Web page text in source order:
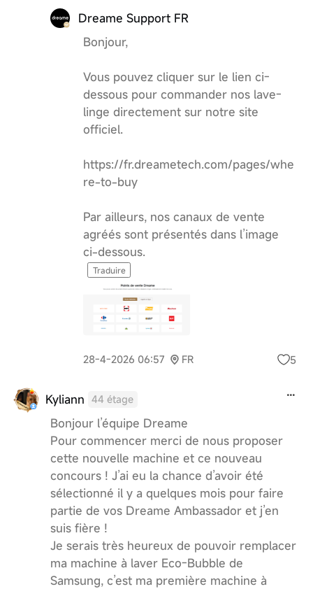
Dreame Support FR
Bonjour,
Vous pouvez cliquer sur le lien ci-
dessous pour commander nos lave-
linge directement sur notre site
officiel.
https://fr.dreametech.com/pages/whe
re-to-buy
Par ailleurs, nos canaux de vente
agréés sont présentés dans l’image
ci-dessous.
Traduire
28-4-2026 06:57 FR 5
Kyliann 44 étage
Bonjour l’équipe Dreame
Pour commencer merci de nous proposer
cette nouvelle machine et ce nouveau
concours ! J’ai eu la chance d’avoir été
sélectionné il y a quelques mois pour faire
partie de vos Dreame Ambassador et j’en
suis fière !
Je serais très heureux de pouvoir remplacer
ma machine à laver Eco-Bubble de
Samsung, c’est ma première machine à